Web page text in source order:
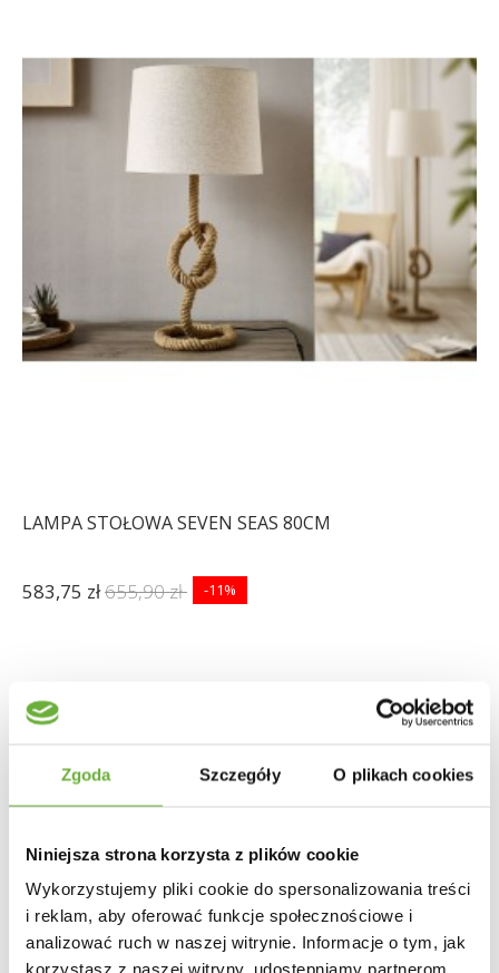
Zgoda Szczegóły O plikach cookies
Niniejsza strona korzysta z plików cookie
Wykorzystujemy pliki cookie do spersonalizowania treści
i reklam, aby oferować funkcje społecznościowe i
analizować ruch w naszej witrynie. Informacje o tym, jak
korzystasz z naszej witryny, udostępniamy partnerom
LAMPA STOŁOWA SEVEN SEAS 80CM
583,75 zł655,90 zł -11%